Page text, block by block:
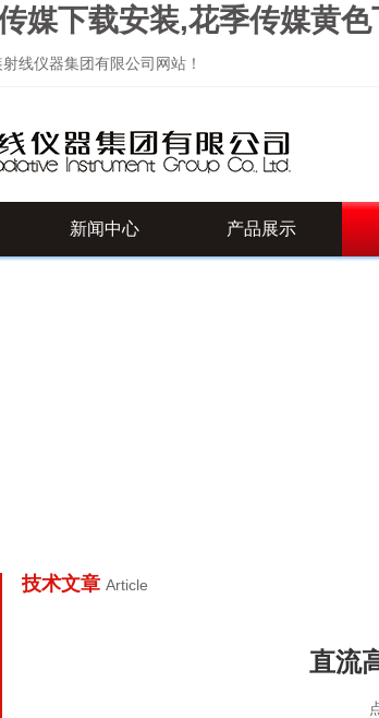
媒下载安装,花季传媒黄
仪器集团有限公司网站！
公司
新闻中心 产品展示
技术文章 Article
直流